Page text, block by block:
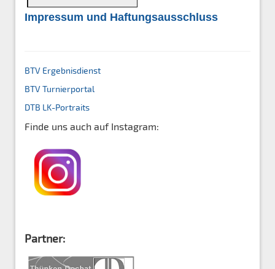
Impressum und Haftungsausschluss
BTV Ergebnisdienst
BTV Turnierportal
DTB LK-Portraits
Finde uns auch auf Instagram:
Partner: